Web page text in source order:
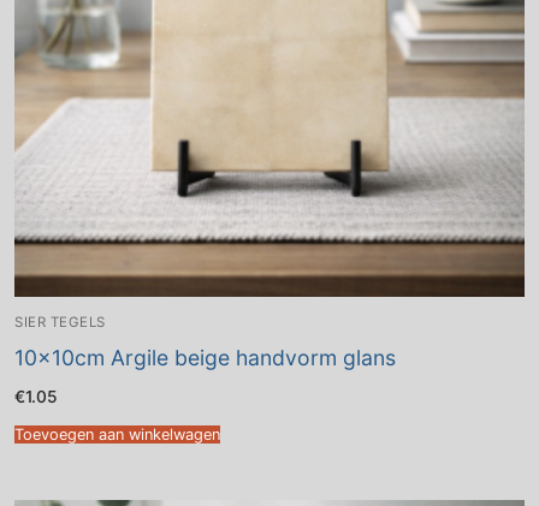
SIER TEGELS
10x10cm Argile beige handvorm glans
€1.05
Toevoegen aan winkelwagen